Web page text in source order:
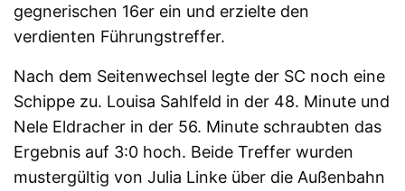
gegnerischen 16er ein und erzielte den
verdienten Führungstreffer.
Nach dem Seitenwechsel legte der SC noch eine
Schippe zu. Louisa Sahlfeld in der 48. Minute und
Nele Eldracher in der 56. Minute schraubten das
Ergebnis auf 3:0 hoch. Beide Treffer wurden
mustergültig von Julia Linke über die Außenbahn